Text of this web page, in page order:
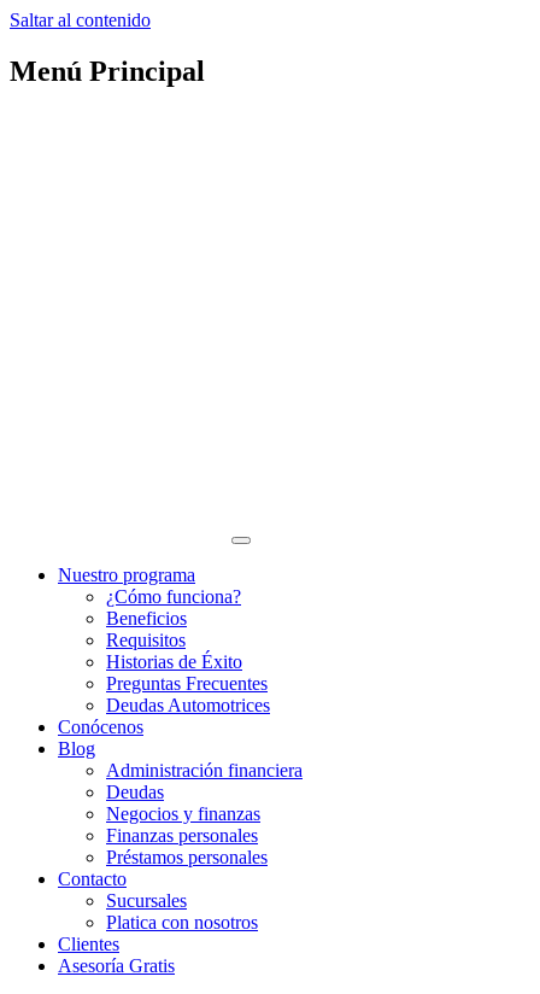
Saltar al contenido
Menú Principal
Nuestro programa
¿Cómo funciona?
Beneficios
Requisitos
Historias de Éxito
Preguntas Frecuentes
Deudas Automotrices
Conócenos
Blog
Administración financiera
Deudas
Negocios y finanzas
Finanzas personales
Préstamos personales
Contacto
Sucursales
Platica con nosotros
Clientes
Asesoría Gratis